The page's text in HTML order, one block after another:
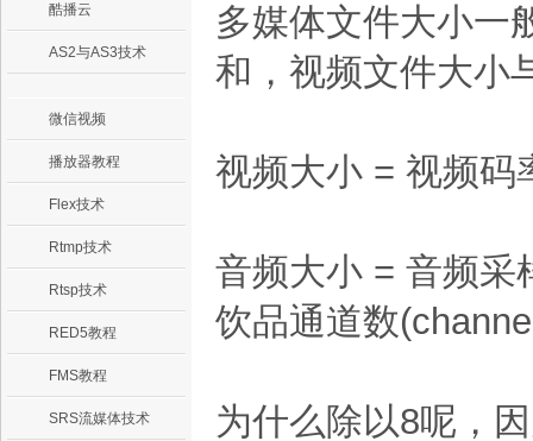
酷播云
AS2与AS3技术
微信视频
播放器教程
Flex技术
Rtmp技术
Rtsp技术
RED5教程
FMS教程
SRS流媒体技术
多媒体文件大小一
和，视频文件大小
视频大小 = 视频码
音频大小 = 音频采
饮品通道数
为什么除以8呢，